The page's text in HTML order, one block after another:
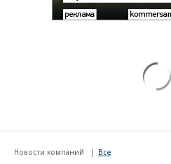
Новости компаний Все